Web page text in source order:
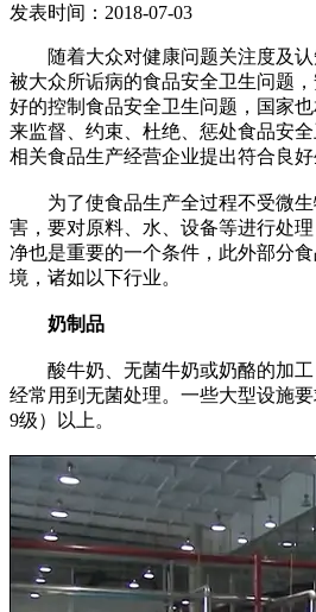
发表时间：2018-07-03
随着大众对健康问题关注度及认
被大众所诟病的食品安全卫生问题
好的控制食品安全卫生问题，国家
来监督、约束、杜绝、惩处食品安
相关食品生产经营企业提出符合良好
为了使食品生产全过程不受微生
害，要对原料、水、设备等进行处
净也是重要的一个条件，此外部分
境，诸如以下行业。
奶制品
酸牛奶、无菌牛奶或奶酪的加工
经常用到无菌处理。一些大型设施要
9级）以上。